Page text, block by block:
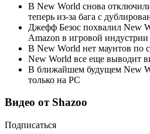
В New World снова
теперь из-за бага с
Джефф Безос похвалил New
Amazon в игровой индустрии
В New World нет маунтов по
New World все еще выводит
В ближайшем будущем New
только на PC
Видео от Shazoo
Подписаться